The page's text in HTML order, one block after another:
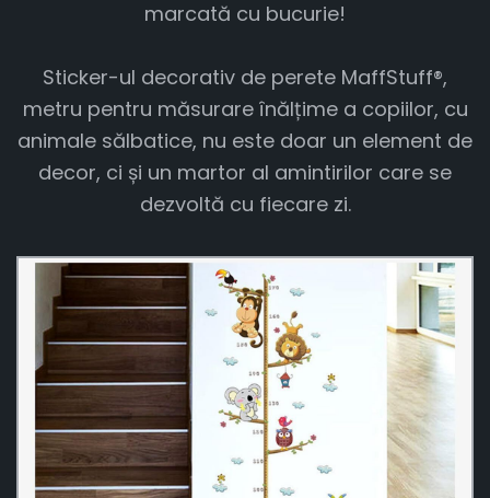
marcată cu bucurie!
Sticker-ul decorativ de perete MaffStuff®,
metru pentru măsurare înălțime a copiilor, cu
animale sălbatice, nu este doar un element de
decor, ci și un martor al amintirilor care se
dezvoltă cu fiecare zi.